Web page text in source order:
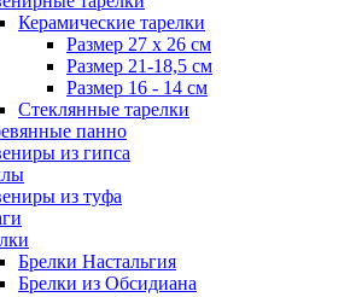
Керамические тарелки
Размер 27 х 26 см
Размер 21-18,5 см
Размер 16 - 14 см
Стеклянные тарелки
панно
из гипса
из туфа
Брелки Настальгия
Брелки из Обсидиана